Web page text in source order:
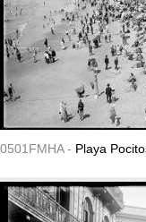
0501FMHA - Playa